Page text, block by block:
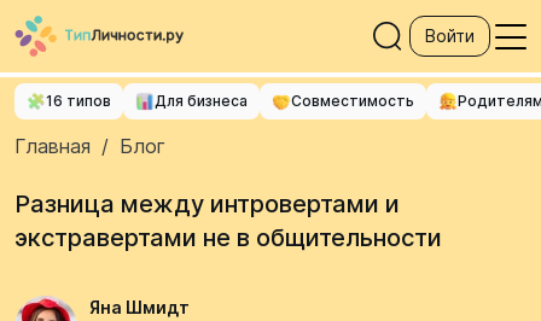
Войти
16 типов Для бизнеса Совместимость
Главная / Блог
Разница между интровертами и
экстравертами не в общительности
Яна Шмидт